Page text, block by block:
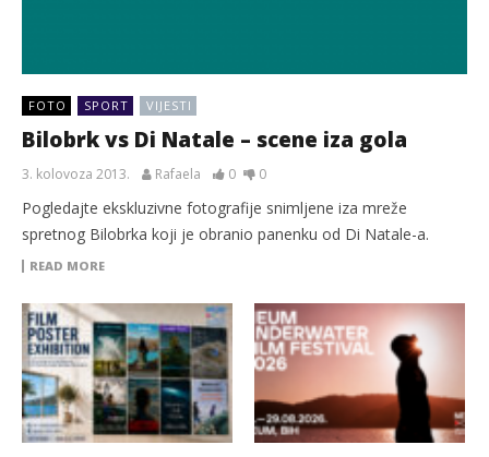
FOTO SPORT VIJESTI
Bilobrk vs Di Natale – scene iza gola
3. kolovoza 2013. Rafaela 0 0
Pogledajte ekskluzivne fotografije snimljene iza mreže
spretnog Bilobrka koji je obranio panenku od Di Natale-a.
READ MORE